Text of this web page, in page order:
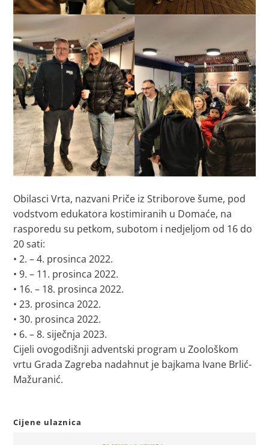
Obilasci Vrta, nazvani Priče iz Striborove šume, pod
vodstvom edukatora kostimiranih u Domaće, na
rasporedu su petkom, subotom i nedjeljom od 16 do
20 sati:
• 2. – 4. prosinca 2022.
• 9. – 11. prosinca 2022.
• 16. – 18. prosinca 2022.
• 23. prosinca 2022.
• 30. prosinca 2022.
• 6. – 8. siječnja 2023.
Cijeli ovogodišnji adventski program u Zoološkom
vrtu Grada Zagreba nadahnut je bajkama Ivane Brlić-
Mažuranić.
Cijene ulaznica